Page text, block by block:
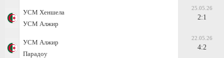
УСМ Хеншела
УСМ Алжир
25.05.26
2:1
УСМ Алжир
Парадоу
22.05.26
4:2